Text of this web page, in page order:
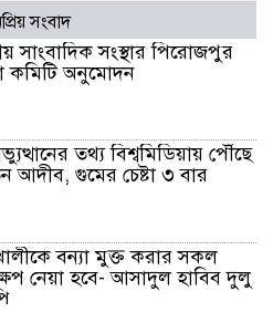
সংবাদ
সাংবাদিক সংস্থার পিরোজপুর
কমিটি অনুমোদন
তথ্য বিশ্বমিডিয়ায় পৌঁছে
আদীব, গুমের চেষ্টা ৩ বার
বন্যা মুক্ত করার সকল
নেয়া হবে- আসাদুল হাবিব দুলু